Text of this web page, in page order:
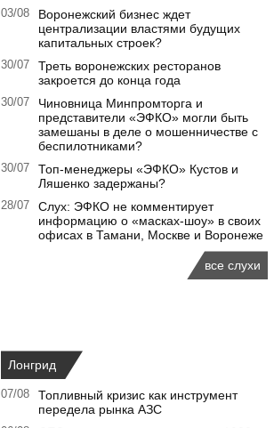
03/08
Воронежский бизнес ждет
централизации властями будущих
капитальных строек?
30/07
Треть воронежских ресторанов
закроется до конца года
30/07
Чиновница Минпромторга и
представители «ЭФКО» могли быть
замешаны в деле о мошенничестве с
беспилотниками?
30/07
Топ-менеджеры «ЭФКО» Кустов и
Ляшенко задержаны?
28/07
Слух: ЭФКО не комментирует
информацию о «масках-шоу» в своих
офисах в Тамани, Москве и Воронеже
все слухи
Лонгрид
07/08
Топливный кризис как инструмент
передела рынка АЗС